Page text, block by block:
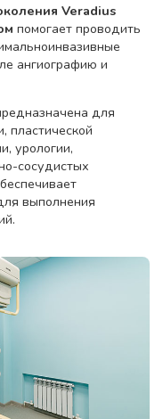
Veradius
помогает проводить
ангиографию и
для
пластической
урологии,
сосудистых
выполнения